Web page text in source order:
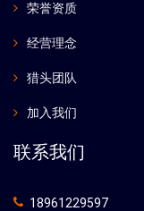
荣誉资质
经营理念
猎头团队
加入我们
联系我们
18961229597